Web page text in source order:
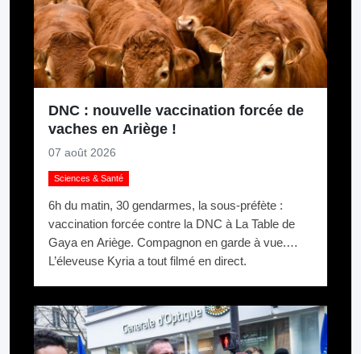
DNC : nouvelle vaccination forcée de
vaches en Ariège !
07 août 2026
Sciences & Santé
6h du matin, 30 gendarmes, la sous-préfète :
vaccination forcée contre la DNC à La Table de
Gaya en Ariège. Compagnon en garde à vue.
L’éleveuse Kyria a tout filmé en direct.